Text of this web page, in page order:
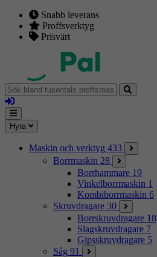
Snabb leverans
Proffsverktyg
Prisvärt
Sök
bland
tusentals
proffsmaskiner
Logga
in
Mina
sidor
Meny
Hyra
Maskin och verktyg 433
Borrmaskin 28
Borrhammare 19
Vinkelborrmaskin 1
Kombiborrmaskin 6
Skruvdragare 30
Borrskruvdragare 18
Slagskruvdragare 7
Gipsskruvdragare 5
Såg 91